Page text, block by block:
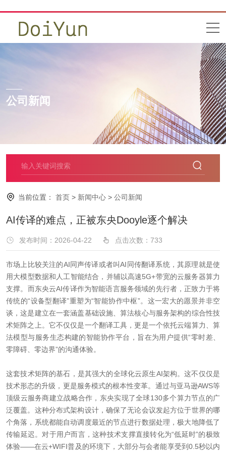
公司新闻
当前位置： 首页 > 新闻中心 > 公司新闻
AI传译的难点，正被东央Dooyle逐个解决
发布时间：2026-04-22 点击次数： 733
市场上比较关注的AI同声传译或者叫AI同传翻译系统，其原理就是使
用大模型数据和人工智能结合，并辅以高速5G+带宽的云服务器算力
支撑。而东央云AI传译作为智能语言服务领域的先行者，正致力于将
传统的“设备型翻译”重塑为“智能协作中枢”。这一宏大的愿景并非空
谈，这是建立在一套涵盖基础设施、算法核心与服务架构的综合性技
术矩阵之上。它不仅仅是一个翻译工具，更是一个依托云端算力、算
法模型与服务生态构建的智能协作平台，旨在为用户提供“零时差、
零障碍、零边界”的沟通体验。
这套技术矩阵的基石，是其强大的全球化云原生AI架构。这不仅仅是
技术形态的升级，更是服务模式的根本性变革。通过与亚马逊AWS等
顶级云服务商建立战略合作，东央实现了全球130多个算力节点的广
泛覆盖。这种分布式架构设计，确保了无论会议发起方位于世界的哪
个角落，系统都能自动调度最近的节点进行数据处理，极大地降低了
传输延迟。对于用户而言，这种技术支撑直接转化为“低延时”的极致
体验——在云+WIFI普及的环境下，大部分与会者能享受到0.5秒以内